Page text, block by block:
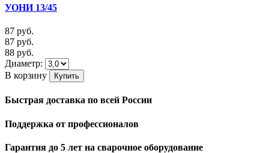
УОНИ 13/45
87 руб.
87 руб.
88 руб.
Диаметр:
В корзину
Быстрая доставка по всей России
Поддержка от профессионалов
Гарантия до 5 лет на сварочное оборудование